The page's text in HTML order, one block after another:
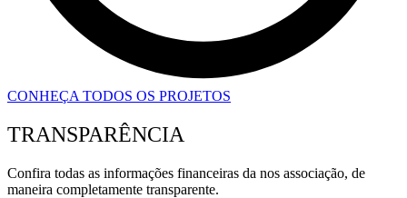
CONHEÇA TODOS OS PROJETOS
TRANSPARÊNCIA
Confira todas as informações financeiras da nos associação, de
maneira completamente transparente.